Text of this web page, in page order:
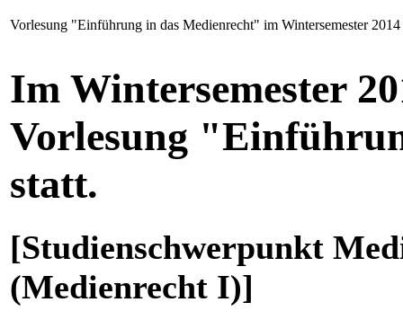
Vorlesung "Einführung in das Medienrecht" im Wintersemester
Im Wintersemester
Vorlesung
statt.
[Studienschwerpunkt
(Medienrecht I)]